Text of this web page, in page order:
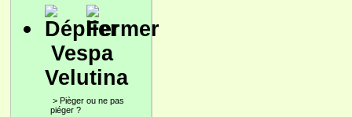
Vespa
Velutina
> Pièger ou ne pas
piéger ?